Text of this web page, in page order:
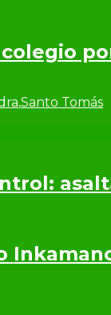
,Santo Tomás